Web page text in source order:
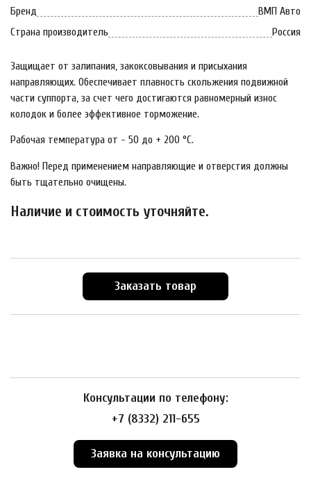
Бренд
ВМП Авто
Страна производитель
Россия
Защищает от залипания, закоксовывания и присыхания
направляющих. Обеспечивает плавность скольжения подвижной
части суппорта, за счет чего достигаются равномерный износ
колодок и более эффективное торможение.
Рабочая температура от - 50 до + 200 °С.
Важно! Перед применением направляющие и отверстия должны
быть тщательно очищены.
Наличие и стоимость уточняйте.
Заказать товар
Консультации по телефону:
+7 (8332) 211-655
Заявка на консультацию